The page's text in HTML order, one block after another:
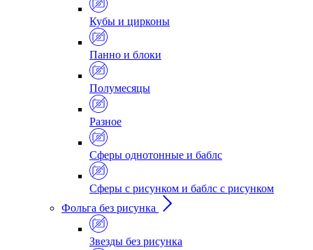
Кубы и цирконы
Панно и блоки
Полумесяцы
Разное
Сферы однотонные и баблс
Сферы с рисунком и баблс с рисунком
Фольга без рисунка
Звезды без рисунка